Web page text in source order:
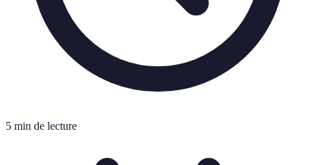
5 min de lecture